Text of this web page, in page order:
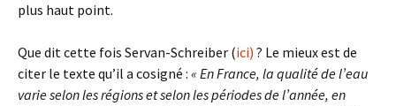
plus haut point.
Que dit cette fois Servan-Schreiber (ici) ? Le mieux est de
citer le texte qu’il a cosigné : « En France, la qualité de l’eau
varie selon les régions et selon les périodes de l’année, en